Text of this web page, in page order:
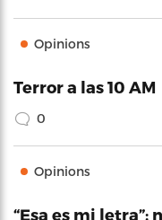
Opinions
Terror a las 10 AM
0
Opinions
“Esa es mi letra”: